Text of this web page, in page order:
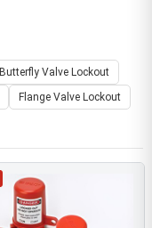
Butterfly Valve Lockout
Flange Valve Lockout